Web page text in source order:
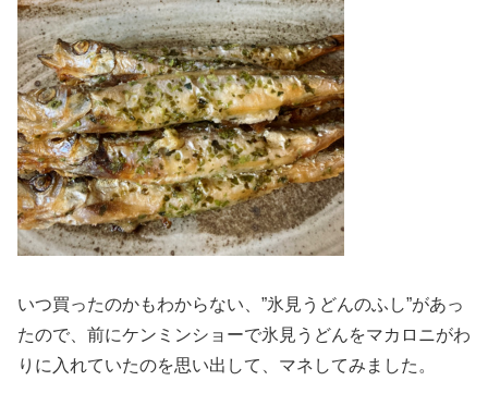
いつ買ったのかもわからない、”氷見うどんのふし”があっ
たので、前にケンミンショーで氷見うどんをマカロニがわ
りに入れていたのを思い出して、マネしてみました。